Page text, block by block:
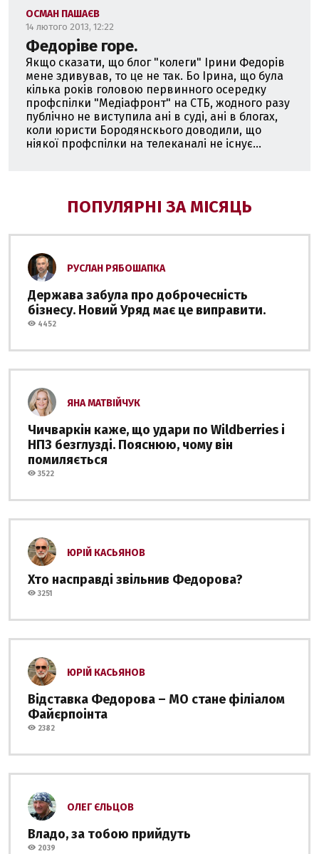
ОСМАН ПАШАЄВ
14 лютого 2013, 12:22
Федоріве горе.
Якщо сказати, що блог "колеги" Ірини Федорів
мене здивував, то це не так. Бо Ірина, що була
кілька років головою первинного осередку
профспілки "Медіафронт" на СТБ, жодного разу
публічно не виступила ані в суді, ані в блогах,
коли юристи Бородянскього доводили, що
ніякої профспілки на телеканалі не існує...
ПОПУЛЯРНІ ЗА МІСЯЦЬ
РУСЛАН РЯБОШАПКА
Держава забула про доброчесність
бізнесу. Новий Уряд має це виправити.
4452
ЯНА МАТВІЙЧУК
Чичваркін каже, що удари по Wildberries і
НПЗ безглузді. Пояснюю, чому він
помиляється
3522
ЮРІЙ КАСЬЯНОВ
Хто насправді звільнив Федорова?
3251
ЮРІЙ КАСЬЯНОВ
Відставка Федорова – МО стане філіалом
Файєрпоінта
2382
ОЛЕГ ЄЛЬЦОВ
Владо, за тобою прийдуть
2039